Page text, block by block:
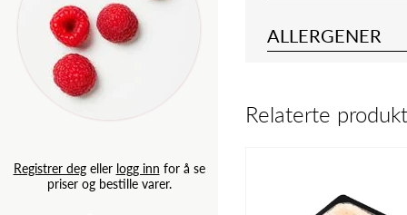
Registrer degeller logg inn for å se
priser og bestille varer.
ALLERGENER
Relaterte